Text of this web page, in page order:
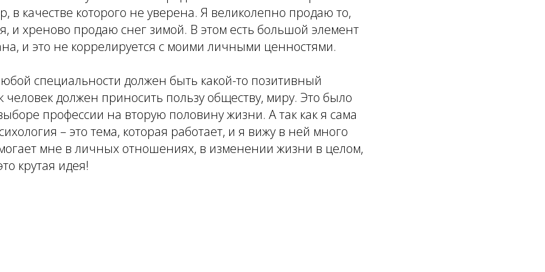
в качестве которого не уверена. Я великолепно продаю то,
и хреново продаю снег зимой. В этом есть большой элемент
и это не коррелируется с моими личными ценностями.
специальности должен быть какой-то позитивный
человек должен приносить пользу обществу, миру. Это было
профессии на вторую половину жизни. А так как я сама
– это тема, которая работает, и я вижу в ней много
мне в личных отношениях, в изменении жизни в целом,
крутая идея!